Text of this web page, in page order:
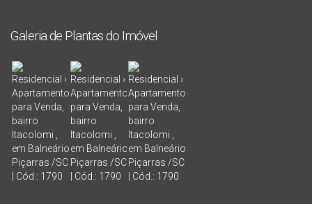
Galeria de Plantas do Imóvel